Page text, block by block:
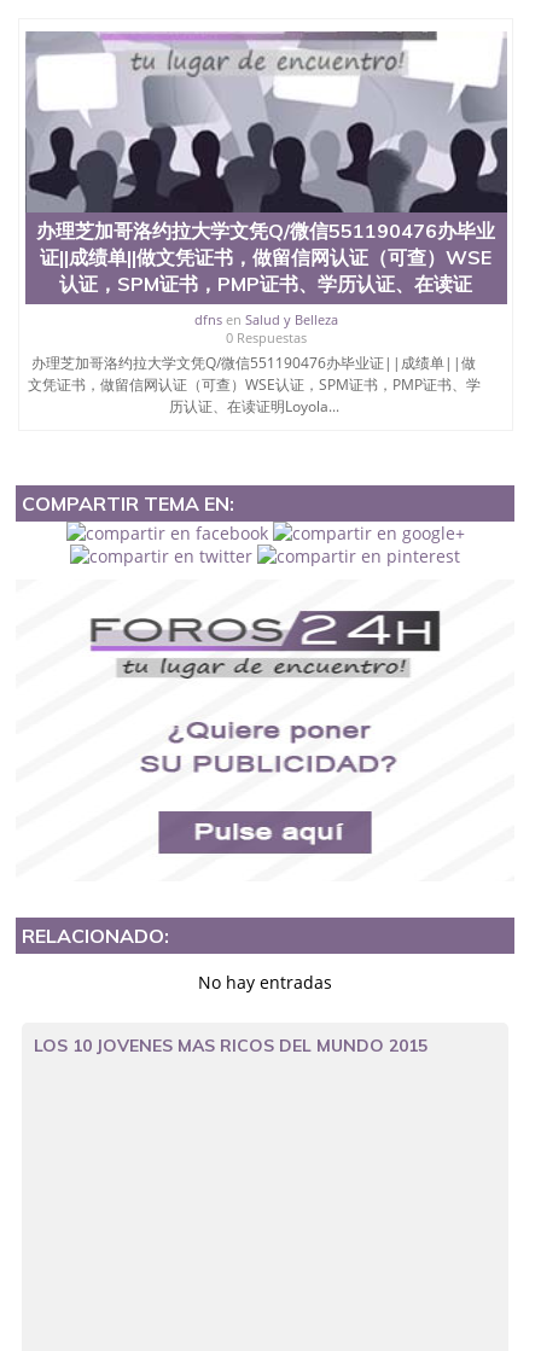
办理芝加哥洛约拉大学文凭Q/微信551190476办毕业
证||成绩单||做文凭证书，做留信网认证（可查）WSE
认证，SPM证书，PMP证书、学历认证、在读证
dfnsen Salud y Belleza
0 Respuestas
办理芝加哥洛约拉大学文凭Q/微信551190476办毕业证||成绩单||做
文凭证书，做留信网认证（可查）WSE认证，SPM证书，PMP证书、学
历认证、在读证明Loyola...
COMPARTIR TEMA EN:
RELACIONADO:
No hay entradas
LOS 10 JOVENES MAS RICOS DEL MUNDO 2015